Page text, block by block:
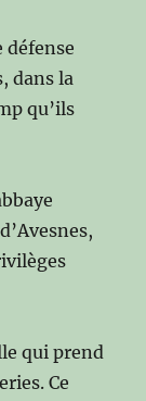
dans la
qu’ils
qui prend
Ce